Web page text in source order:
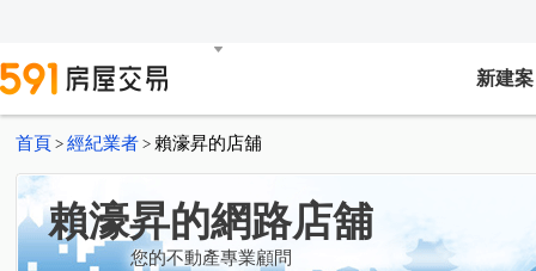
新建案
首頁 > 經紀業者 > 賴濠昇的店舖
賴濠昇的網路店舖
您的不動產專業顧問